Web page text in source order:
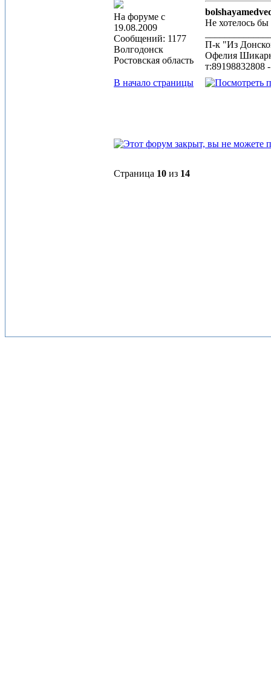
На форуме с
19.08.2009
Сообщений: 1177
Волгодонск
Ростовская область
Не хотелось
П-к "Из
Офелия
т:89198832808
В начало страницы
Страница 10 из 14